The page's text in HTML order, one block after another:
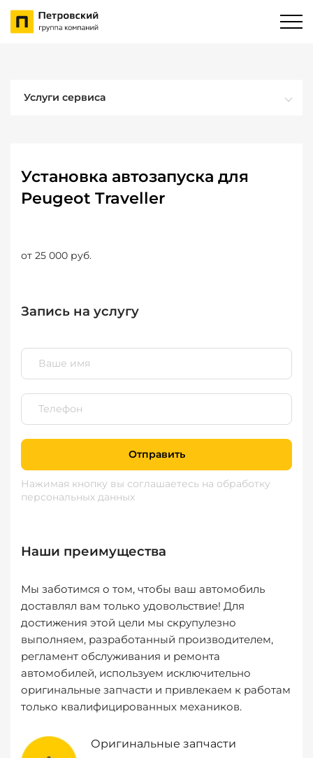
Услуги сервиса
Установка автозапуска для
Peugeot Traveller
от 25 000 руб.
Запись на услугу
Отправить
Нажимая кнопку вы соглашаетесь на обработку
персональных данных
Наши преимущества
Мы заботимся о том, чтобы ваш автомобиль
доставлял вам только удовольствие! Для
достижения этой цели мы скрупулезно
выполняем, разработанный производителем,
регламент обслуживания и ремонта
автомобилей, используем исключительно
оригинальные запчасти и привлекаем к работам
только квалифицированных механиков.
Оригинальные запчасти